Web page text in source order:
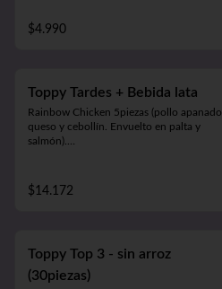
$4.990
Toppy Tardes + Bebida lata
Rainbow Chicken 5piezas (pollo apanado,
queso y cebollín. Envuelto en palta y
salmón).
Panko Mushroom 10piezas (champiñón,
queso y cebollín. Frito en Panko).
$14.172
Toppy Top 3 - sin arroz
(30piezas)